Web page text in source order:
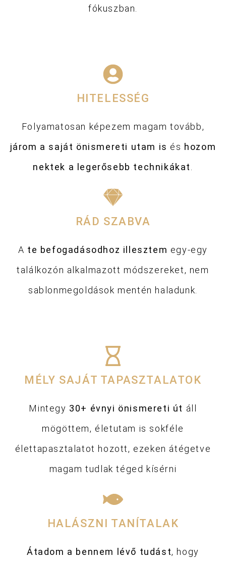
fókuszban.
HITELESSÉG
Folyamatosan képezem magam tovább,
járom a saját önismereti utam is és hozom
nektek a legerősebb technikákat
RÁD SZABVA
A te befogadásodhoz illesztem egy-egy
találkozón alkalmazott módszereket, nem
sablonmegoldások mentén haladunk.
MÉLY SAJÁT TAPASZTALATOK
Mintegy 30+ évnyi önismereti út áll
mögöttem, életutam is sokféle
élettapasztalatot hozott, ezeken átégetve
magam tudlak téged kísérni
HALÁSZNI TANÍTALAK
Átadom a bennem lévő tudást, hogy